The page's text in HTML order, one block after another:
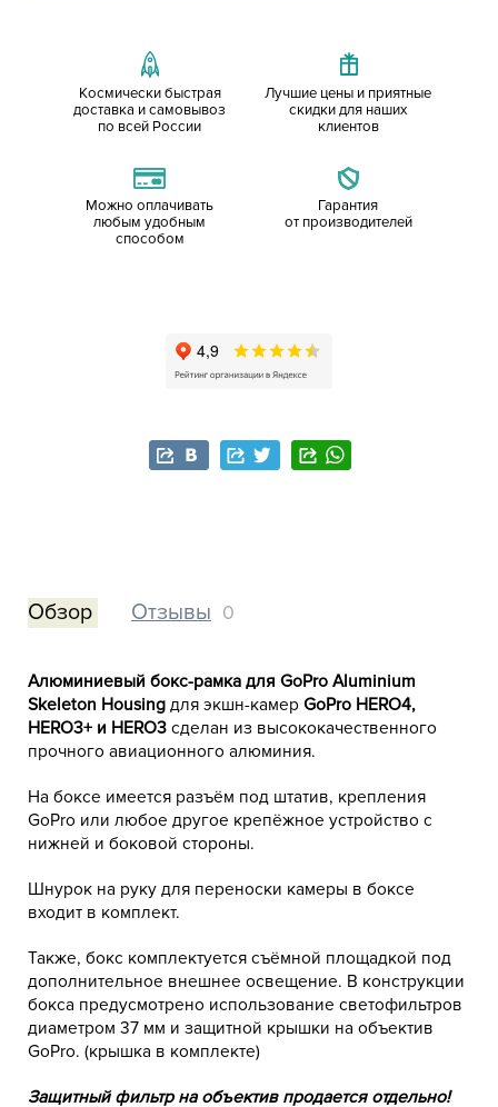
Космически быстрая
доставка и самовывоз
по всей России
Лучшие цены и приятные
скидки для наших
клиентов
Можно оплачивать
любым удобным
способом
Гарантия
от производителей
Обзор Отзывы 0
Алюминиевый бокс-рамка для GoPro Aluminium
Skeleton Housing для экшн-камер GoPro HERO4,
HERO3+ и HERO3 сделан из высококачественного
прочного авиационного алюминия.
На боксе имеется разъём под штатив, крепления
GoPro или любое другое крепёжное устройство с
нижней и боковой стороны.
Шнурок на руку для переноски камеры в боксе
входит в комплект.
Также, бокс комплектуется съёмной площадкой под
дополнительное внешнее освещение. В конструкции
бокса предусмотрено использование светофильтров
диаметром 37 мм и защитной крышки на объектив
GoPro. (крышка в комплекте)
Защитный фильтр на объектив продается отдельно!